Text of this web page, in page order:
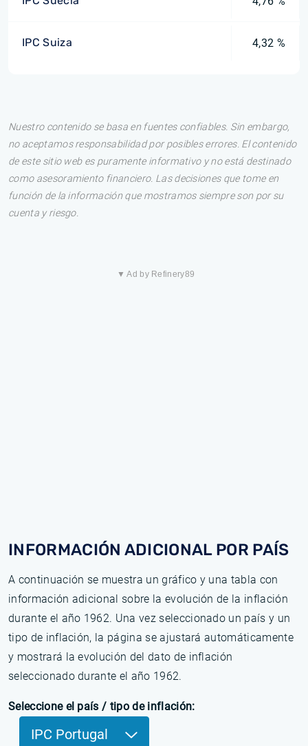
IPC Suiza 4,32 %
Nuestro contenido se basa en fuentes confiables. Sin embargo,
no aceptamos responsabilidad por posibles errores. El contenido
de este sitio web es puramente informativo y no está destinado
como asesoramiento financiero. Las decisiones que tome en
función de la información que mostramos siempre son por su
cuenta y riesgo.
▼ Ad by Refinery89
INFORMACIÓN ADICIONAL POR PAÍS
A continuación se muestra un gráfico y una tabla con
información adicional sobre la evolución de la inflación
durante el año 1962. Una vez seleccionado un país y un
tipo de inflación, la página se ajustará automáticamente
y mostrará la evolución del dato de inflación
seleccionado durante el año 1962.
Seleccione el país / tipo de inflación:
IPC Portugal